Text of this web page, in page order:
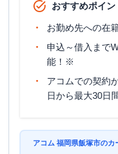
おすすめポイン
お勤め先への在
申込～借入まで
能！※
アコムでの契約
日から最大30日
アコム 福岡県飯塚市の